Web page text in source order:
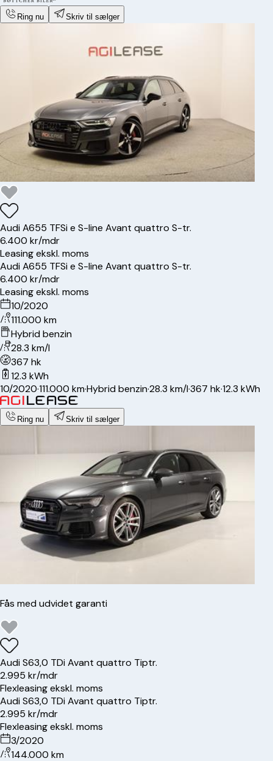
Ring nu Skriv til sælger
AudiA655 TFSi e S-line Avant quattro S-tr.
6.400 kr/mdr
Leasing ekskl. moms
AudiA655 TFSi e S-line Avant quattro S-tr.
6.400 kr/mdr
Leasing ekskl. moms
10/2020
111.000 km
Hybrid benzin
28.3 km/l
367 hk
12.3 kWh
10/2020·111.000 km·Hybrid benzin·28.3 km/l·367 hk·12.3 kWh
Ring nu Skriv til sælger
Fås med udvidet garanti
AudiS63,0 TDi Avant quattro Tiptr.
2.995 kr/mdr
Flexleasing ekskl. moms
AudiS63,0 TDi Avant quattro Tiptr.
2.995 kr/mdr
Flexleasing ekskl. moms
3/2020
144.000 km